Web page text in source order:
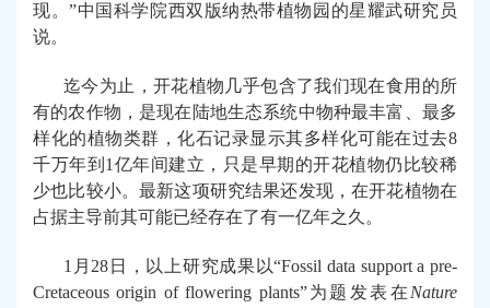
现。”中国科学院西双版纳热带植物园的星耀武研究员
说。
迄今为止，开花植物几乎包含了我们现在食用的所
有的农作物，是现在陆地生态系统中物种最丰富、最多
样化的植物类群，化石记录显示其多样化可能在过去8
千万年到 1 亿年间建立，只是早期的开花植物仍比较稀
少也比较小。最新这项研究结果还发现，在开花植物在
占据主导前其可能已经存在了有一亿年之久。
1 月 28 日，以上研究成果以“Fossil data support a pre-
Cretaceous origin of flowering plants”为题发表在 Nature